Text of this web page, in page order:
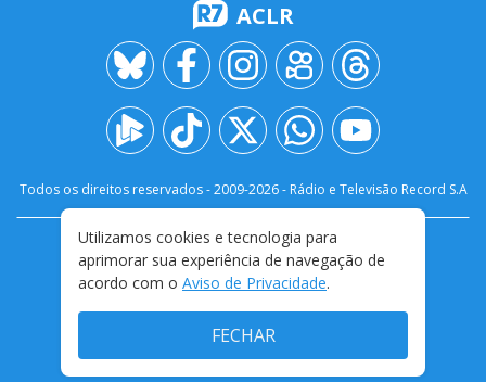
ACLR
Todos os direitos reservados - 2009-2026- Rádio e Televisão Record S.A
FALE CONOSCO
PRIVACIDADE
TERMOS E CONDIÇÕES DE USO
Utilizamos cookies e tecnologia para
aprimorar sua experiência de navegação de
acordo com o Aviso de Privacidade.
FECHAR